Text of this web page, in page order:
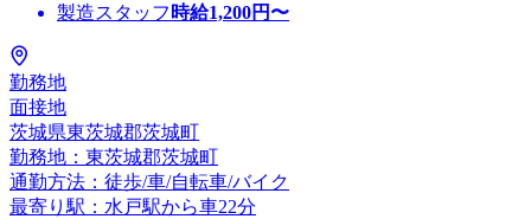
製造スタッフ 時給1,200円〜
勤務地
面接地
茨城県東茨城郡茨城町
勤務地：東茨城郡茨城町
通勤方法：徒歩/車/自転車/バイク
最寄り駅：水戸駅から車22分